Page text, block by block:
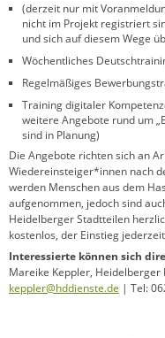
(derzeit nur mit
nicht im Projekt registriert
und sich auf diesem Wege
Wöchentliches
Regelmäßiges
Training digitaler
weitere Angebote rund um
sind in Planung)
Die Angebote richten sich an
Wiedereinsteiger*innen nach
werden Menschen aus dem
aufgenommen, jedoch sind
Heidelberger Stadtteilen
kostenlos, der Einstieg
Interessierte können sich
Mareike Keppler, Heidelberger
keppler@hddienste.de | Tel: